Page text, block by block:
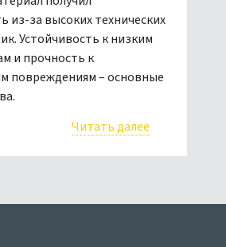
из-за высоких технических
Устойчивость к низким
и прочность к
повреждениям – основные
Читать далее